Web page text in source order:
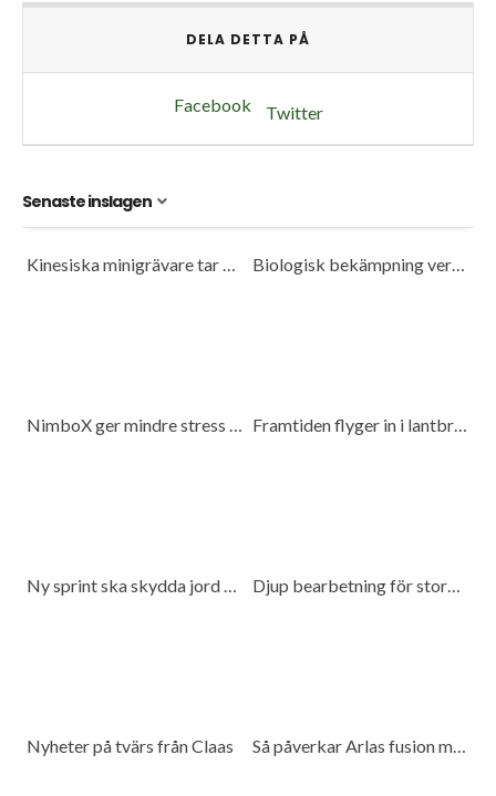
DELA DETTA PÅ
Facebook Twitter
Senaste inslagen
NimboX ger mindre stress och mer frihet Framtiden flyger in i lantbruket
Ny sprint ska skydda jord och spara bränsle Djup bearbetning för stora traktorer
Nyheter på tvärs från Claas Så påverkar Arlas fusion med DMK mjölkproducenter